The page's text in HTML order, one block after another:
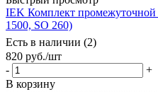
IEK Комплект
1500, SO 260)
Есть в наличии (2)
820 руб./шт
-
+
В корзину